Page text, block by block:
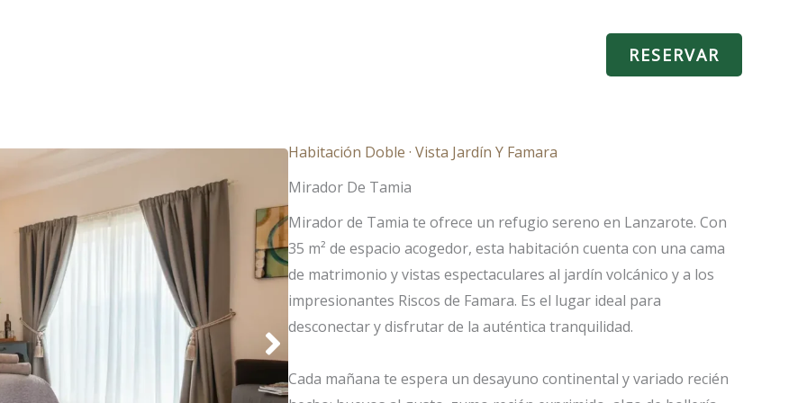
RESERVAR
Habitación Doble · Vista Jardín Y Famara
Mirador De Tamia
Mirador de Tamia te ofrece un refugio sereno en Lanzarote. Con
35 m² de espacio acogedor, esta habitación cuenta con una cama
de matrimonio y vistas espectaculares al jardín volcánico y a los
impresionantes Riscos de Famara. Es el lugar ideal para
desconectar y disfrutar de la auténtica tranquilidad.
Cada mañana te espera un desayuno continental y variado recién